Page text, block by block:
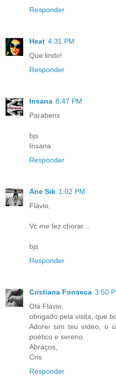
Responder
Heat 4:31 PM
Que lindo!
Responder
Insana 8:47 PM
Parabens
bjs
Insana
Responder
Ane Sik 1:02 PM
Flávio,
Vc me fez chorar...
bjs
Responder
Cristiana Fonseca 3:50
Olá Flávio,
obrigado pela visita, que
Adorei sim teu vídeo, o
poético e sereno.
Abraços,
Cris
Responder